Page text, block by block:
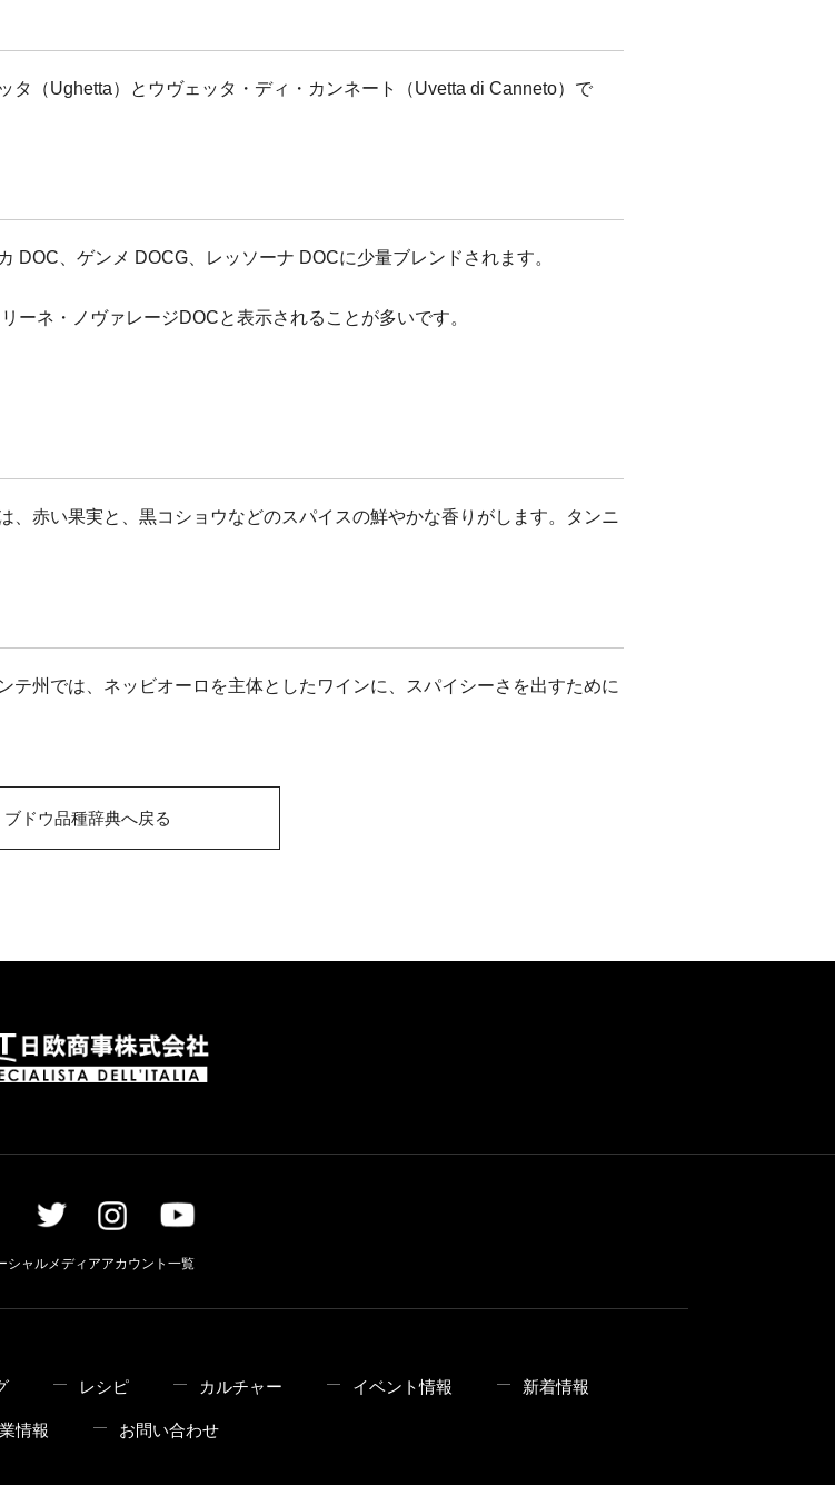
タ（Ughetta）とウヴェッタ・ディ・カンネート（Uvetta di Canneto）で
DOC、ゲンメ DOCG、レッソーナ DOCに少量ブレンドされます。
ーネ・ノヴァレージDOCと表示されることが多いです。
赤い果実と、黒コショウなどのスパイスの鮮やかな香りがします。タンニ
州では、ネッビオーロを主体としたワインに、スパイシーさを出すために
ブドウ品種辞典へ戻る
シャルメディアアカウント一覧
レシピ カルチャー イベント情報 新着情報
情報 お問い合わせ